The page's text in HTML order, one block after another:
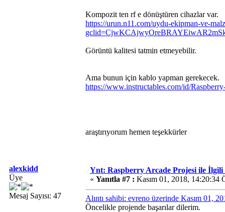
Kompozit ten rf e dönüştüren cihazlar var.
https://urun.n11.com/uydu-ekipman-ve-
Görüntü kalitesi tatmin etmeyebilir.
Ama bunun için kablo yapman gerekecek.
https://www.instructables.com/id/
araştırıyorum hemen teşekkürler
alexkidd
Üye
Mesaj Sayısı: 47
Ynt: Raspberry Arcade Projesi ile İlgili
« Yanıtla #7 : Kasım 01, 2018, 14:20:34
Alıntı sahibi: evreno üzerinde Kasım 01,
Öncelikle projende başarılar dilerim.